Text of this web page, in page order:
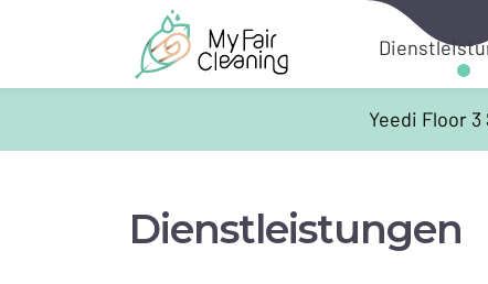
Yeedi Floor
Dienstleistungen